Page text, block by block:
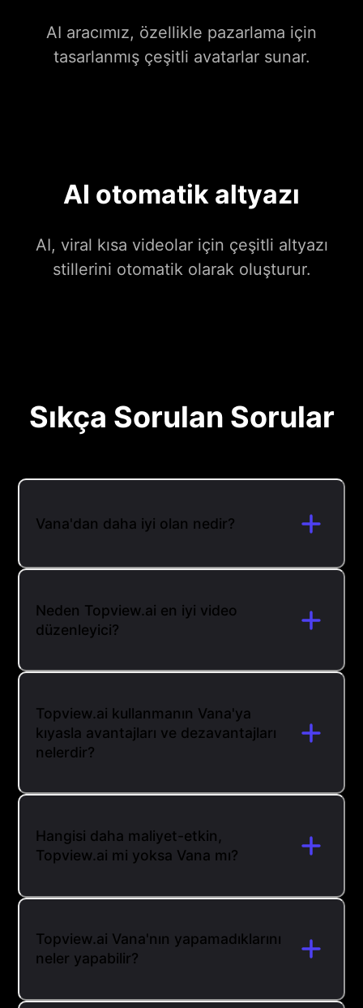
AI aracımız, özellikle pazarlama için
tasarlanmış çeşitli avatarlar sunar.
AI otomatik altyazı
AI, viral kısa videolar için çeşitli altyazı
stillerini otomatik olarak oluşturur.
Sıkça Sorulan Sorular
Vana'dan daha iyi olan nedir?
Neden Topview.ai en iyi video
düzenleyici?
Topview.ai kullanmanın Vana'ya
kıyasla avantajları ve dezavantajları
nelerdir?
Hangisi daha maliyet-etkin,
Topview.ai mi yoksa Vana mı?
Topview.ai Vana'nın yapamadıklarını
neler yapabilir?